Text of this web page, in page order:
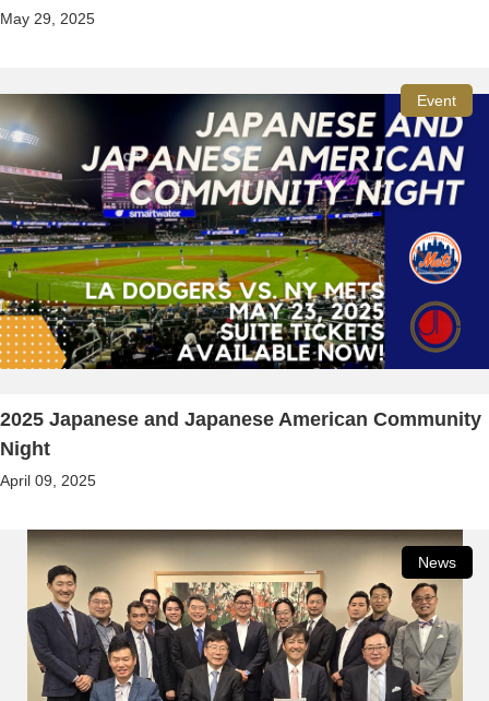
May 29, 2025
Event
2025 Japanese and Japanese American Community
Night
April 09, 2025
News